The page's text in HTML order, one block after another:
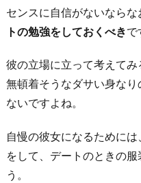
か
り
意
識
し
ぎ
る
センスに自信がないならな
トの勉強をしておくべきで
彼の立場に立って考えて
無頓着そうなダサい身な
ないですよね。
自慢の彼女になるために
をして、デートのときの
う。